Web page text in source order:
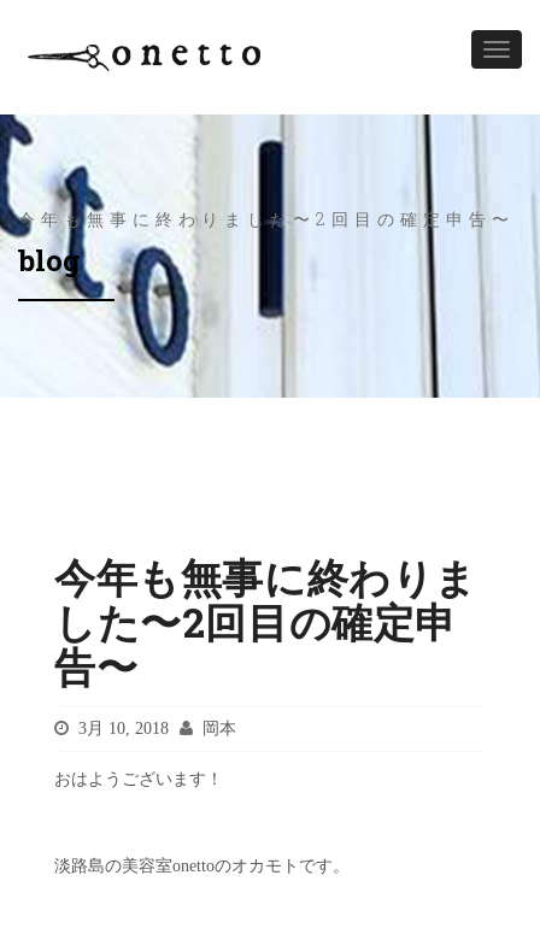
今年も無事に終わりました〜2回目の確定申告〜
blog
今年も無事に終わりま
した〜2回目の確定申
告〜
3月 10, 2018 岡本
おはようございます！
淡路島の美容室onettoのオカモトです。